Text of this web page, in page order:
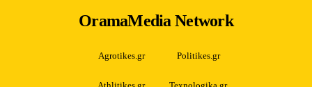
OramaMedia Network
Agrotikes.gr Politikes.gr